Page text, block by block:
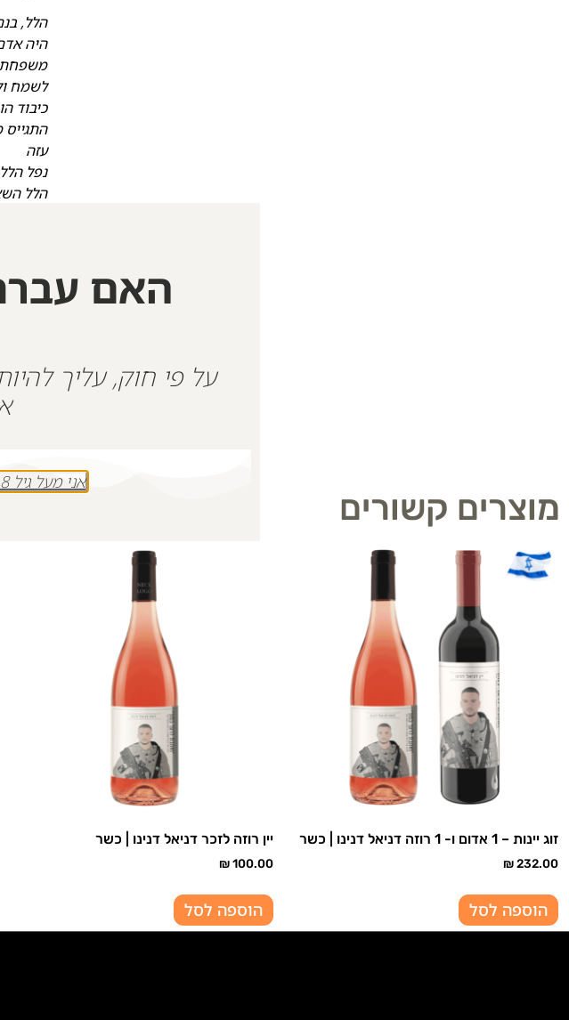
הלל,
היה
משפחתו
לשמח
כיבוד
עזה
נפל
הלל
מוצרים קשורים
זוג יינות – 1 אדום ו- 1 רוזה דניאל דנינו | כשר
₪232.00
הוספה לסל
יין רוזה לזכר דניאל דנינו | כשר
₪100.00
הוספה לסל
האם עברת
אני מעל גיל 18